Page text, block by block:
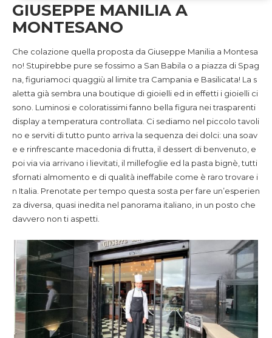
GIUSEPPE MANILIA A
MONTESANO
Che colazione quella proposta da Giuseppe Manilia a Montesa
no! Stupirebbe pure se fossimo a San Babila o a piazza di Spag
na, figuriamoci quaggiù al limite tra Campania e Basilicata! La s
aletta già sembra una boutique di gioielli ed in effetti i gioielli ci
sono. Luminosi e coloratissimi fanno bella figura nei trasparenti
display a temperatura controllata. Ci sediamo nel piccolo tavoli
no e serviti di tutto punto arriva la sequenza dei dolci: una soav
e e rinfrescante macedonia di frutta, il dessert di benvenuto, e
poi via via arrivano i lievitati, il millefoglie ed la pasta bignè, tutti
sfornati almomento e di qualità ineffabile come è raro trovare i
n Italia. Prenotate per tempo questa sosta per fare un’esperien
za diversa, quasi inedita nel panorama italiano, in un posto che
davvero non ti aspetti.